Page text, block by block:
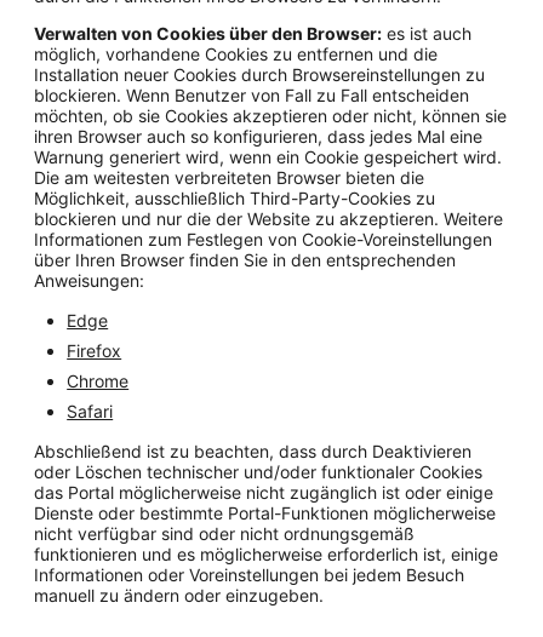
Verwalten von Cookies über den Browser: es ist auch
möglich, vorhandene Cookies zu entfernen und die
Installation neuer Cookies durch Browsereinstellungen zu
blockieren. Wenn Benutzer von Fall zu Fall entscheiden
möchten, ob sie Cookies akzeptieren oder nicht, können sie
ihren Browser auch so konfigurieren, dass jedes Mal eine
Warnung generiert wird, wenn ein Cookie gespeichert wird.
Die am weitesten verbreiteten Browser bieten die
Möglichkeit, ausschließlich Third-Party-Cookies zu
blockieren und nur die der Website zu akzeptieren. Weitere
Informationen zum Festlegen von Cookie-Voreinstellungen
über Ihren Browser finden Sie in den entsprechenden
Anweisungen:
Edge
Firefox
Chrome
Safari
Abschließend ist zu beachten, dass durch Deaktivieren
oder Löschen technischer und/oder funktionaler Cookies
das Portal möglicherweise nicht zugänglich ist oder einige
Dienste oder bestimmte Portal-Funktionen möglicherweise
nicht verfügbar sind oder nicht ordnungsgemäß
funktionieren und es möglicherweise erforderlich ist, einige
Informationen oder Voreinstellungen bei jedem Besuch
manuell zu ändern oder einzugeben.